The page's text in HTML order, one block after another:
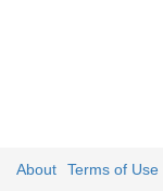
About Terms of Use